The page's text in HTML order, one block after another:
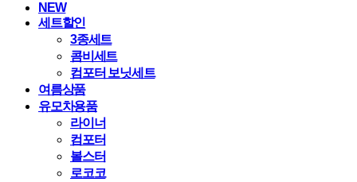
NEW
세트할인
3종세트
콤비세트
컴포터 보닛세트
여름상품
유모차용품
라이너
컴포터
볼스터
로코코